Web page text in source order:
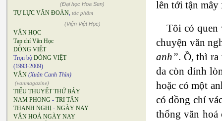
(Đại học Hoa Sen)
TỰ LỰC VĂN ĐOÀN, tác phẩm
(Viện Việt Học)
VĂN HỌC
Tạp chí Văn Học
DÒNG VIỆT
Trọn bộ DÒNG VIỆT
(1993-2009)
VĂN (Xuân Canh Thìn)
(vanmagazine)
TIỂU THUYẾT THỨ BẢY
NAM PHONG - TRI TÂN
THANH NGHỊ - NGÀY NAY
VĂN HOÁ NGÀY NAY
lên tới tận mây
Tôi có quen
chuyện văn
anh”. Ồ, thì ra
da còn dính
hoặc có một
có đồng chí
thống văn hoá